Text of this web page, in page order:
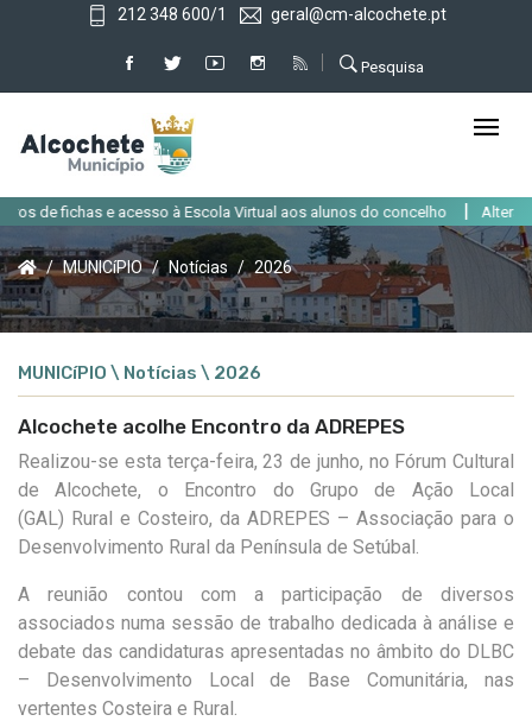
212 348 600/1 geral@cm-alcochete.pt
Pesquisa
e acesso à Escola Virtual aos alunos do concelho | Alteração de
MUNICíPIO Notícias 2026
MUNICíPIO \ Notícias \ 2026
Alcochete acolhe Encontro da ADREPES
Realizou-se esta terça-feira, 23 de junho, no Fórum Cultural
de Alcochete,
o Encontro do Grupo de Ação Local
(GAL) Rural e Costeiro, da ADREPES – Associação para o
Desenvolvimento Rural da Península de Setúbal
A reunião contou com a participação de diversos
associados numa sessão de trabalho dedicada à análise e
debate das candidaturas apresentadas no âmbito do DLBC
– Desenvolvimento Local de Base Comunitária, nas
vertentes Costeira e Rural.